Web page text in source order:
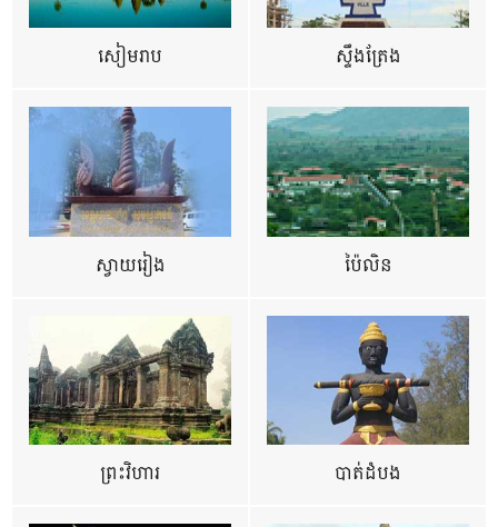
សៀមរាប ស្ទឹងត្រែង
ស្វាយរៀង ប៉ៃលិន
ព្រះវិហារ បាត់ដំបង